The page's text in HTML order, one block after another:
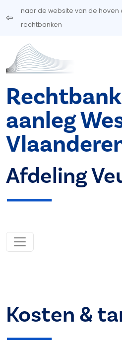
Overslaan en naar de inhoud
naar de website van de hoven
rechtbanken
aanleg
Afdeling
Kosten &